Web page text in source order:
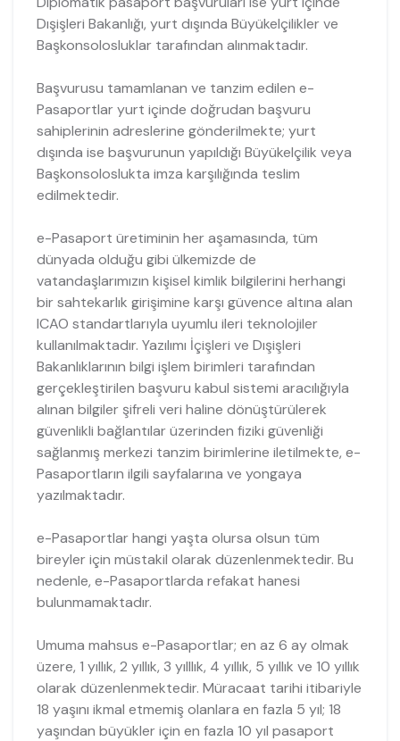
Dışişleri Bakanlığı, yurt dışında Büyükelçilikler ve
Başkonsolosluklar tarafından alınmaktadır.
Başvurusu tamamlanan ve tanzim edilen e-
Pasaportlar yurt içinde doğrudan başvuru
sahiplerinin adreslerine gönderilmekte; yurt
dışında ise başvurunun yapıldığı Büyükelçilik veya
Başkonsoloslukta imza karşılığında teslim
edilmektedir.
e-Pasaport üretiminin her aşamasında, tüm
dünyada olduğu gibi ülkemizde de
vatandaşlarımızın kişisel kimlik bilgilerini herhangi
bir sahtekarlık girişimine karşı güvence altına alan
ICAO standartlarıyla uyumlu ileri teknolojiler
kullanılmaktadır. Yazılımı İçişleri ve Dışişleri
Bakanlıklarının bilgi işlem birimleri tarafından
gerçekleştirilen başvuru kabul sistemi aracılığıyla
alınan bilgiler şifreli veri haline dönüştürülerek
güvenlikli bağlantılar üzerinden fiziki güvenliği
sağlanmış merkezi tanzim birimlerine iletilmekte, e-
Pasaportların ilgili sayfalarına ve yongaya
yazılmaktadır.
e-Pasaportlar hangi yaşta olursa olsun tüm
bireyler için müstakil olarak düzenlenmektedir. Bu
nedenle, e-Pasaportlarda refakat hanesi
bulunmamaktadır.
Umuma mahsus e-Pasaportlar; en az 6 ay olmak
üzere, 1 yıllık, 2 yıllık, 3 yılllık, 4 yıllık, 5 yıllık ve 10 yıllık
olarak düzenlenmektedir. Müracaat tarihi itibariyle
18 yaşını ikmal etmemiş olanlara en fazla 5 yıl; 18
yaşından büyükler için en fazla 10 yıl pasaport